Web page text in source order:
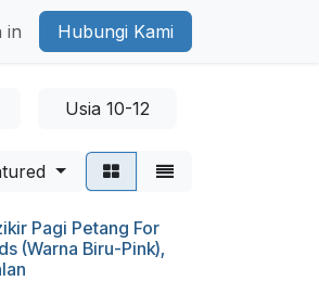
in Hubungi Kami
Usia 10-12
Pagi Petang For
(Warna Biru-Pink),